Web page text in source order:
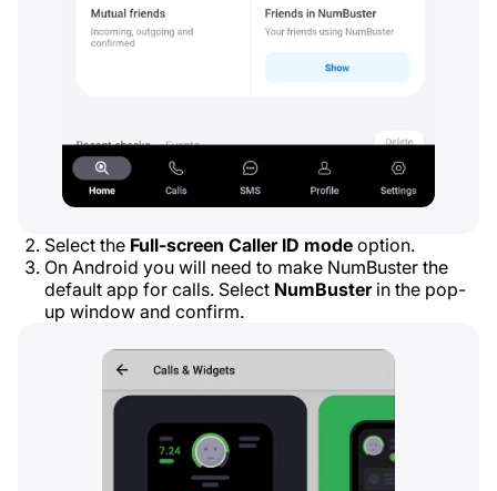
Select the Full-screen Caller ID mode option.
On Android you will need to make NumBuster the
default app for calls. Select NumBusterin the pop-
up window and confirm.